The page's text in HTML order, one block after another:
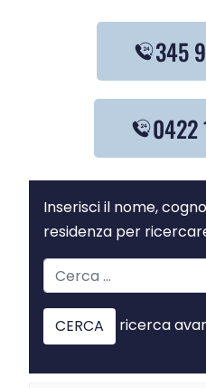
345
0422
Inserisci il nome,
residenza per
ricerca